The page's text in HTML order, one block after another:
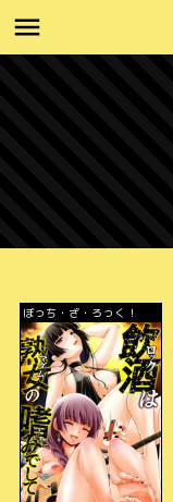
ぼっち・ざ・ろっく！